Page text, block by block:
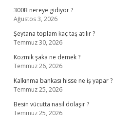
300B nereye gidiyor ?
Ağustos 3, 2026
Şeytana toplam kaç taş atılır ?
Temmuz 30, 2026
Kozmik şaka ne demek ?
Temmuz 26, 2026
Kalkınma bankası hisse ne iş yapar ?
Temmuz 25, 2026
Besin vücutta nasıl dolaşır ?
Temmuz 25, 2026